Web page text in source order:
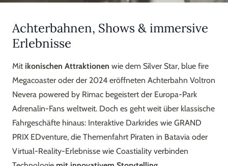
Achterbahnen, Shows & immersive
Erlebnisse
Mit ikonischen Attraktionen wie dem Silver Star, blue fire
Megacoaster oder der 2024 eröffneten Achterbahn Voltron
Nevera powered by Rimac begeistert der Europa-Park
Adrenalin-Fans weltweit. Doch es geht weit über klassische
Fahrgeschäfte hinaus: Interaktive Darkrides wie GRAND
PRIX EDventure, die Themenfahrt Piraten in Batavia oder
Virtual-Reality-Erlebnisse wie Coastiality verbinden